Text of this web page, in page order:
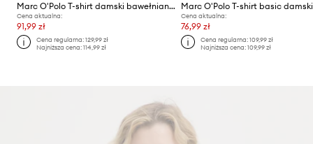
Marc O'Polo T-shirt damski bawełniany
Cena aktualna:
91,99 zł
Cena regularna:129,99 zł
Najniższa cena:114,99 zł
Cena aktualna:
76,99 zł
Cena regularna: 109,99 zł
Najniższa cena: 109,99 zł